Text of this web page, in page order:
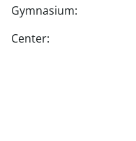
Gymnasium:
Center: